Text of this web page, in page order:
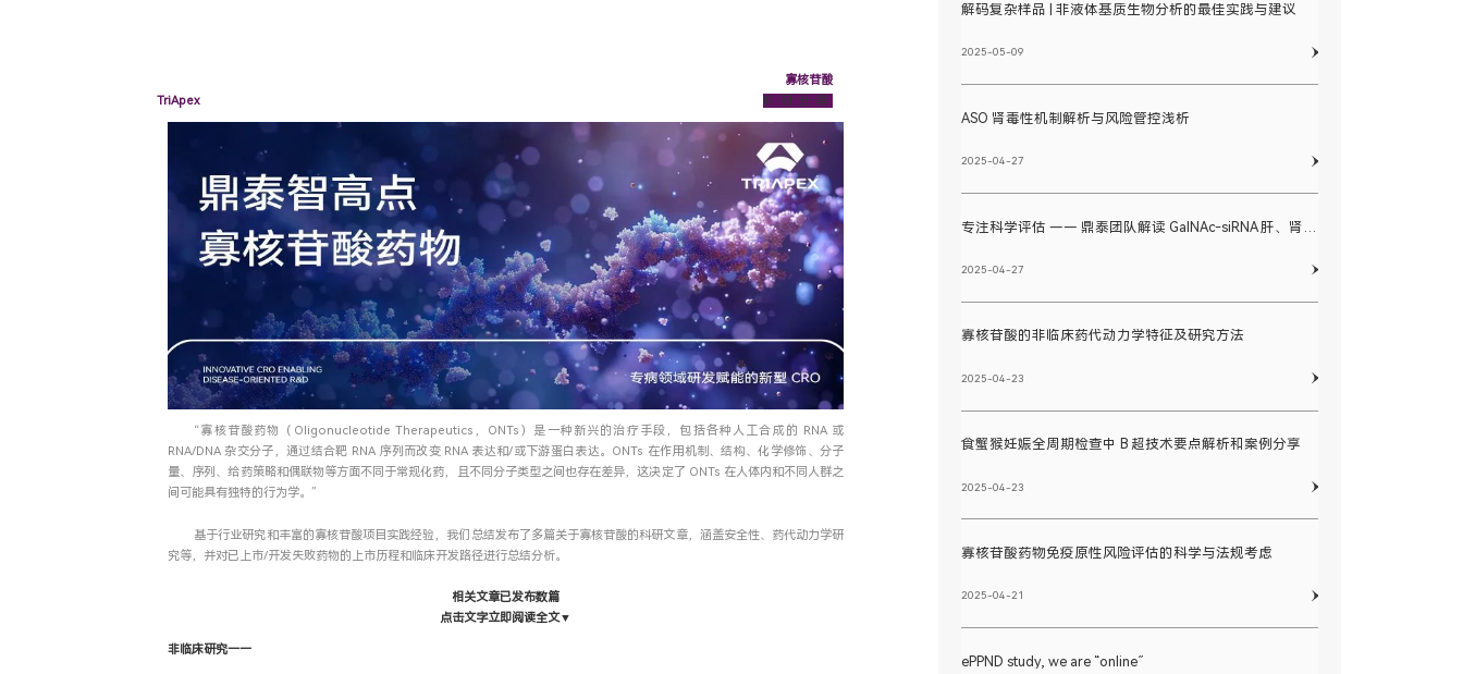
TriApex
寡核苷酸
科研分享
“寡核苷酸药物（Oligonucleotide Therapeutics，ONTs）是一种新兴的治疗手段，包括各种人工合成的 RNA 或
RNA/DNA 杂交分子，通过结合靶 RNA 序列而改变 RNA 表达和/或下游蛋白表达。ONTs 在作用机制、结构、化学修饰、分子
量、序列、给药策略和偶联物等方面不同于常规化药，且不同分子类型之间也存在差异，这决定了 ONTs 在人体内和不同人群之
间可能具有独特的行为学。”
基于行业研究和丰富的寡核苷酸项目实践经验，我们总结发布了多篇关于寡核苷酸的科研文章，涵盖安全性、药代动力学研
究等，并对已上市/开发失败药物的上市历程和临床开发路径进行总结分析。
相关文章已发布数篇
点击文字立即阅读全文▼
非临床研究——
解码复杂样品 | 非液体基质生物分析的最佳实践与建议
2025-05-09
ASO 肾毒性机制解析与风险管控浅析
2025-04-27
2025-04-27
寡核苷酸的非临床药代动力学特征及研究方法
2025-04-23
食蟹猴妊娠全周期检查中 B 超技术要点解析和案例分享
2025-04-23
寡核苷酸药物免疫原性风险评估的科学与法规考虑
2025-04-21
ePPND study, we are “online”